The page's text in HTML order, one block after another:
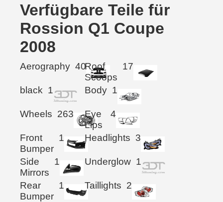
Verfügbare Teile für
Rossion Q1 Coupe
2008
Aerography 40Roof
Scoops
17
black 1 Body 1
Wheels 263
Eye
Lips
4
Front
Bumper
1 Headlights 3
Side
Mirrors
1 Underglow 1
Rear
Bumper
1 Taillights 2